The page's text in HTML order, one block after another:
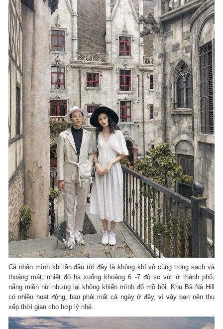
Cá nhân mình khi lần đầu tới đây là không khí vô cùng trong sạch và
thoáng mát, nhiệt độ hạ xuống khoảng 6 -7 độ so với ở thành phố,
nắng miền núi nhưng lại không khiến mình đổ mồ hôi. Khu Bà Nà Hill
có nhiều hoạt động, bạn phải mất cả ngày ở đây, vì vậy bạn nên thu
xếp thời gian cho hợp lý nhé.